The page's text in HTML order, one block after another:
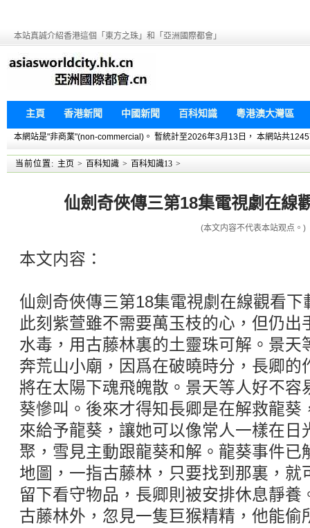
本站真誠介紹香港這個「東方之珠」和「亞洲國際都會」
主頁 香港新聞 中國新聞 百科知識 粵港澳大灣區
本網站是"非商業"(non-commercial)。 暫統計至2026年3月13日， 本網站共
当前位置: 主页 > 百科知識 > 百科知識13 >
仙劍奇俠傳三第18集電視劇在線
(本文内容不代表本站观点。)
本文内容：
仙劍奇俠傳三第18集電視劇在線觀看下
此刻紫萱雖不需要萬玉枝的心，但仍出
水毒，用古藤林裏的土靈珠可解。景天
奔荒山小廟，因爲在破曉時分，長卿的
將在太陽下魂飛魄散。景天等人好不容
葵慘叫。後來才得知長卿是在解救龍葵
來給予龍葵，讓她可以像常人一樣在日
聚，雪見主動跟龍葵和解。龍葵事件已
地圖，一指古藤林，只要找到那裏，就
留下看守物品，長卿則被安排休息靜養
古藤林外，忽見一隻巨猴精精，他能偷